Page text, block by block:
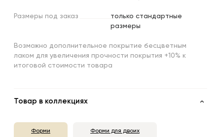
Размеры под заказ
только стандартные
размеры
Возможно дополнительное покрытие бесцветным
лаком для увеличения прочности покрытия +10% к
итоговой стоимости товара
Товар в коллекциях
Форми Форми для двоих